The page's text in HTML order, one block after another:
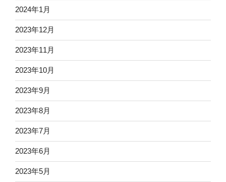
2024年1月
2023年12月
2023年11月
2023年10月
2023年9月
2023年8月
2023年7月
2023年6月
2023年5月